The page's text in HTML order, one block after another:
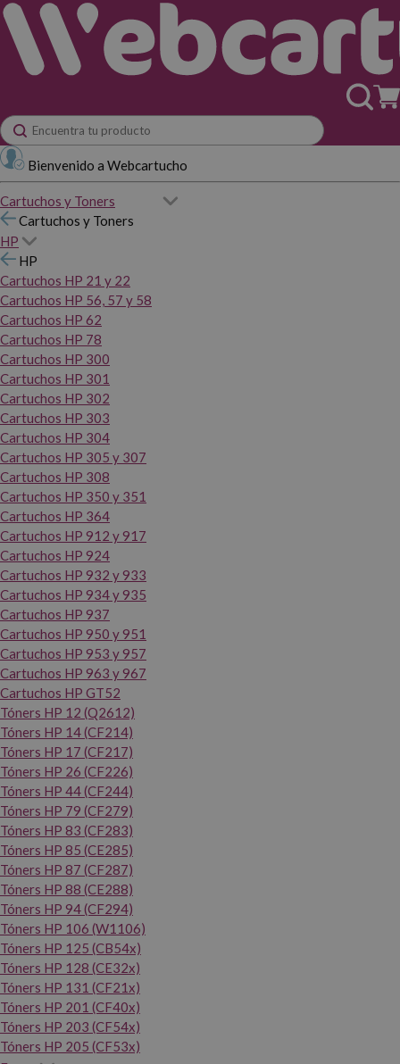
Bienvenido a Webcartucho
Cartuchos y Toners
Cartuchos y Toners
HP
HP
Cartuchos HP 21 y 22
Cartuchos HP 56, 57 y 58
Cartuchos HP 62
Cartuchos HP 78
Cartuchos HP 300
Cartuchos HP 301
Cartuchos HP 302
Cartuchos HP 303
Cartuchos HP 304
Cartuchos HP 305 y 307
Cartuchos HP 308
Cartuchos HP 350 y 351
Cartuchos HP 364
Cartuchos HP 912 y 917
Cartuchos HP 924
Cartuchos HP 932 y 933
Cartuchos HP 934 y 935
Cartuchos HP 937
Cartuchos HP 950 y 951
Cartuchos HP 953 y 957
Cartuchos HP 963 y 967
Cartuchos HP GT52
Tóners HP 12 (Q2612)
Tóners HP 14 (CF214)
Tóners HP 17 (CF217)
Tóners HP 26 (CF226)
Tóners HP 44 (CF244)
Tóners HP 79 (CF279)
Tóners HP 83 (CF283)
Tóners HP 85 (CE285)
Tóners HP 87 (CF287)
Tóners HP 88 (CE288)
Tóners HP 94 (CF294)
Tóners HP 106 (W1106)
Tóners HP 125 (CB54x)
Tóners HP 128 (CE32x)
Tóners HP 131 (CF21x)
Tóners HP 201 (CF40x)
Tóners HP 203 (CF54x)
Tóners HP 205 (CF53x)